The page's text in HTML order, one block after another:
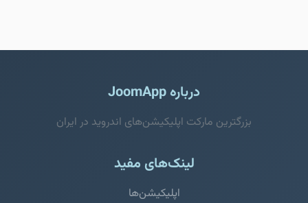
درباره JoomApp
بزرگترین مارکت اپلیکیشن‌های اندروید در ایران
لینک‌های مفید
اپلیکیشن‌ها